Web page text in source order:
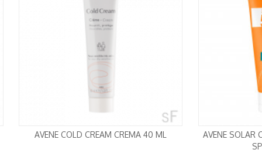
AVENE COLD CREAM CREMA 40 ML
AVENE SOLAR